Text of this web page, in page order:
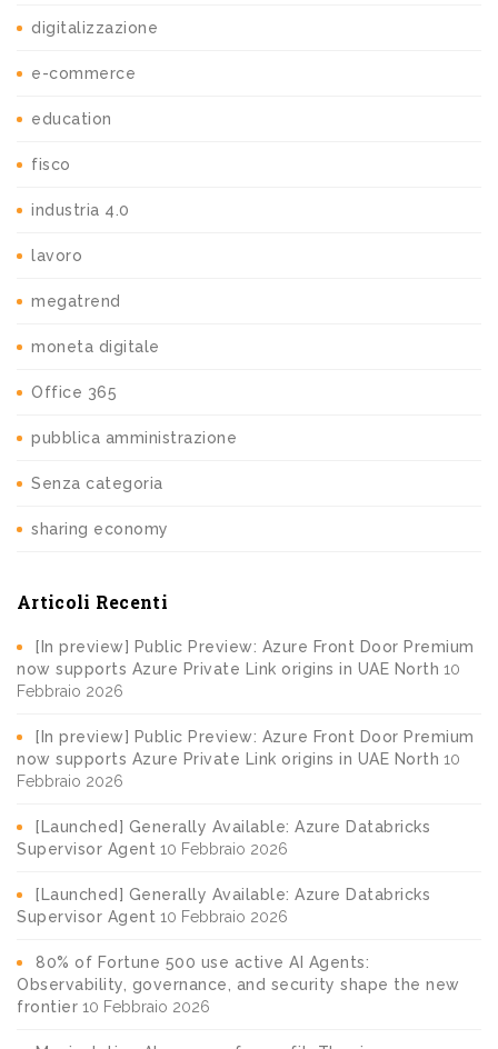
digitalizzazione
e-commerce
education
fisco
industria 4.0
lavoro
megatrend
moneta digitale
Office 365
pubblica amministrazione
Senza categoria
sharing economy
Articoli Recenti
[In preview] Public Preview: Azure Front Door Premium
now supports Azure Private Link origins in UAE North 10
Febbraio 2026
[In preview] Public Preview: Azure Front Door Premium
now supports Azure Private Link origins in UAE North 10
Febbraio 2026
[Launched] Generally Available: Azure Databricks
Supervisor Agent 10 Febbraio 2026
[Launched] Generally Available: Azure Databricks
Supervisor Agent 10 Febbraio 2026
80% of Fortune 500 use active AI Agents:
Observability, governance, and security shape the new
frontier 10 Febbraio 2026